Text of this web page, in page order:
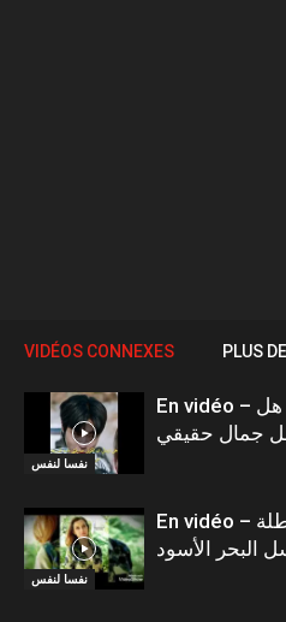
VIDÉOS CONNEXES PLUS
نفسا لنفس
En vidéo – انتم ترتدوا نفس الشيء هل
جمال حقيقي
نفسا لنفس
En vidéo – صور نفس كاليلي بطلة